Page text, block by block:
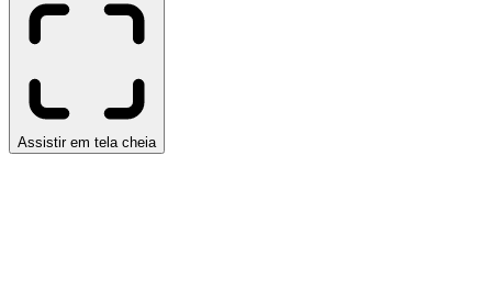
Assistir em tela cheia